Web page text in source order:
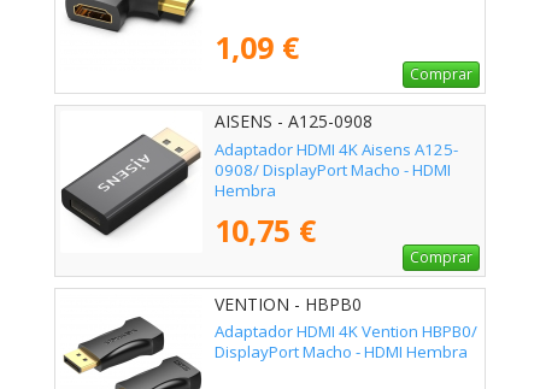
1,09 €
Comprar
AISENS - A125-0908
Adaptador HDMI 4K Aisens A125-
0908/ DisplayPort Macho - HDMI
Hembra
10,75 €
Comprar
VENTION - HBPB0
Adaptador HDMI 4K Vention HBPB0/
DisplayPort Macho - HDMI Hembra